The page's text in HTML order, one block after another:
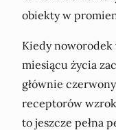
obiekty w
Kiedy
miesiącu życia
głównie
receptorów
to jeszcze pełna